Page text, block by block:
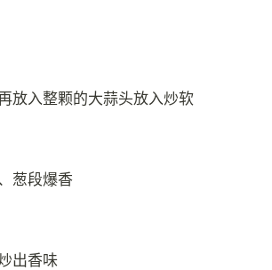
放入整颗的大蒜头放入炒软
葱段爆香
出香味